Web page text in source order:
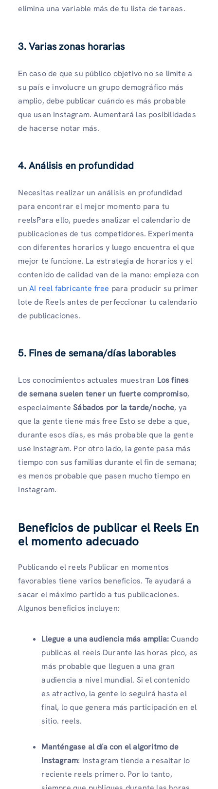
elimina una variable más de tu lista de tareas.
3. Varias zonas horarias
En caso de que su público objetivo no se limite a
su país e involucre un grupo demográfico más
amplio, debe publicar cuándo es más probable
que usen Instagram. Aumentará las posibilidades
de hacerse notar más.
4. Análisis en profundidad
Necesitas realizar un análisis en profundidad
para encontrar el mejor momento para tu
reelsPara ello, puedes analizar el calendario de
publicaciones de tus competidores. Experimenta
con diferentes horarios y luego encuentra el que
mejor te funcione. La estrategia de horarios y el
contenido de calidad van de la mano: empieza con
un AI reel fabricante free para producir su primer
lote de Reels antes de perfeccionar tu calendario
de publicaciones.
5. Fines de semana/días laborables
Los conocimientos actuales muestran Los fines
de semana suelen tener un fuerte compromiso,
especialmenteSábados por la tarde/noche, ya
que la gente tiene más free Esto se debe a que,
durante esos días, es más probable que la gente
use Instagram. Por otro lado, la gente pasa más
tiempo con sus familias durante el fin de semana;
es menos probable que pasen mucho tiempo en
Instagram.
Beneficios de publicar el Reels En
el momento adecuado
Publicando el reels Publicar en momentos
favorables tiene varios beneficios. Te ayudará a
sacar el máximo partido a tus publicaciones.
Algunos beneficios incluyen:
Llegue a una audiencia más amplia:Cuando
publicas el reels Durante las horas pico, es
más probable que lleguen a una gran
audiencia a nivel mundial. Si el contenido
es atractivo, la gente lo seguirá hasta el
final, lo que genera más participación en el
sitio. reels.
Manténgase al día con el algoritmo de
Instagram: Instagram tiende a resaltar lo
reciente reels primero. Por lo tanto,